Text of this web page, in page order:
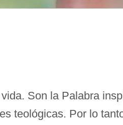
Son la Palabra
teológicas. Por lo